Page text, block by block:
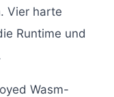
Vier harte
Runtime und
Wasm-